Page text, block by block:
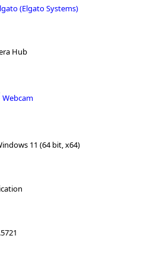
(Elgato Systems)
Hub
Webcam
11 (64 bit, x64)